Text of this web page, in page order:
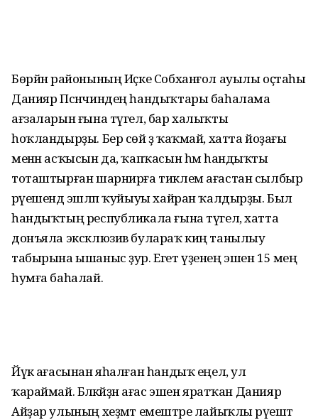
Бөрйән районының Иҫке Собханғол ауылы оҫтаһы
Данияр Псәнчиндең һан­дыҡтары баһалама
ағзаларын ғына түгел, бар халыҡты
һоҡландырҙы. Бер сөй ҙә ҡаҡмай, хатта йоҙағы
менән асҡысын да, ҡапҡасын һәм һандыҡты
тоташтырған шарнирға тиклем ағастан сылбыр
рәүе­шендә эшләп ҡуйыуы хайран ҡалдырҙы. Был
һандыҡтың республикала ғына түгел, хатта
донъяла эксклюзив булараҡ киң танылыу
табырына ышаныс ҙур. Егет үҙенең эшен 15 мең
һумға баһалай.
Йүкә ағасынан яһалған һандыҡ еңел, ул
ҡараймай. Бәләкәйҙән ағас эшен яратҡан Данияр
Айҙар улының хеҙмәт емештәре лайыҡлы рәүештә